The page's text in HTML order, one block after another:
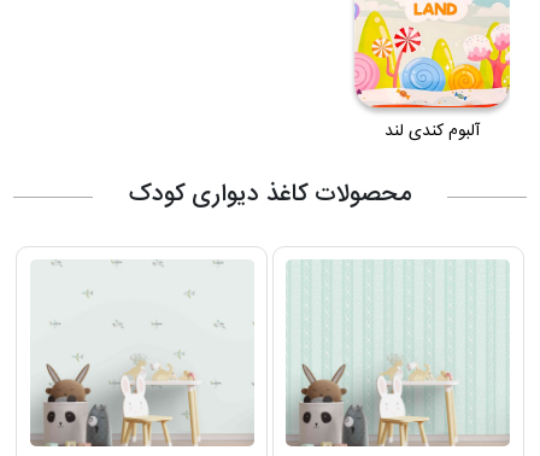
آلبوم کندی لند
محصولات کاغذ دیواری کودک